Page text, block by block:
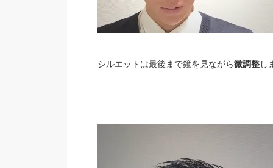
シルエットは最後まで鏡を見ながら微調整し